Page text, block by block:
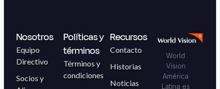
Nosotros
Equipo
Directivo
Socios y
Políticas y
términos
Términos y
condiciones
Recursos
Contacto
Historias
Noticias
World
Vision
América
Latina es